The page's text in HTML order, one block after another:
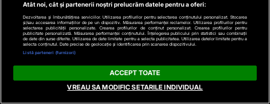
Tech
Stiri auto
Stiri economice
Contact
Atât noi, cât și partenerii noștri prelucrăm datele pentru a oferi:
Dezvoltarea și îmbunătățirea serviciilor. Utilizarea profilurilor pentru selectarea conținutului personalizat. Stocarea
și/sau accesarea informațiilor de pe un dispozitiv. Măsurarea performanței reclamelor. Utilizarea profilurilor pentru
selectarea publicității personalizate. Crearea profilurilor de conținut personalizat. Crearea profilurilor pentru
publicitate personalizată. Măsurarea performanței conținutului. Înțelegerea publicului prin statistici sau combinații
de date din surse diferite. Utilizarea de date limitate pentru a selecta publicitatea. Utilizarea datelor limitate pentru a
selecta conținutul. Date precise de geolocație și identificarea prin scanarea dispozitivului.
Listă parteneri (furnizori)
ACCEPT TOATE
VREAU SA MODIFIC SETARILE INDIVIDUAL